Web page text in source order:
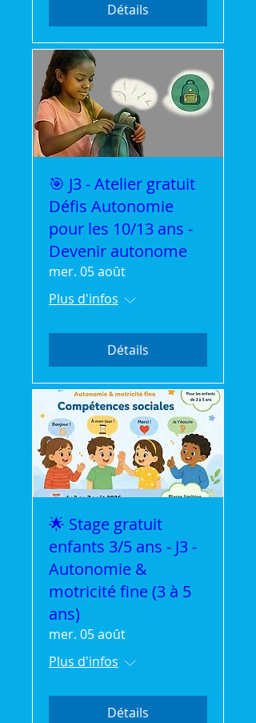
Détails
🎯 J3 - Atelier gratuit
Défis Autonomie
pour les 10/13 ans -
Devenir autonome
mer. 05 août
Plus d'infos
Détails
🌟 Stage gratuit
enfants 3/5 ans - J3 -
Autonomie &
motricité fine (3 à 5
ans)
mer. 05 août
Plus d'infos
Détails